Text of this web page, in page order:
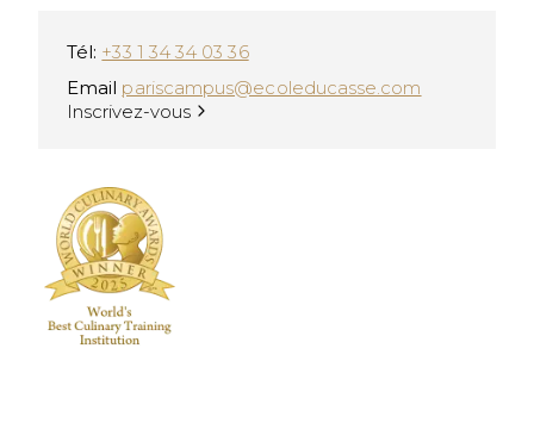
Tél: +33 1 34 34 03 36
Email pariscampus@ecoleducasse.com
Inscrivez-vous